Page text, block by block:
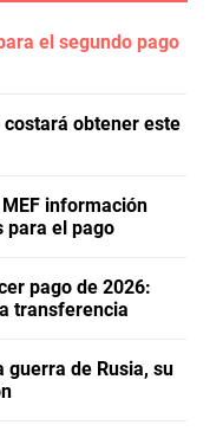
el segundo pago
obtener este
información
para el pago
pago de 2026:
transferencia
de Rusia, su